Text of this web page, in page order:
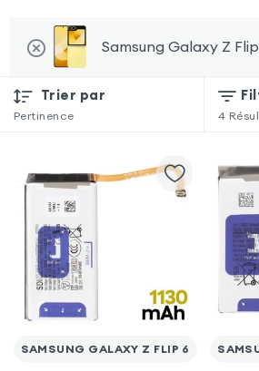
Samsung Galaxy Z
Trier par
Pertinence 4
SAMSUNG GALAXY Z FLIP 6